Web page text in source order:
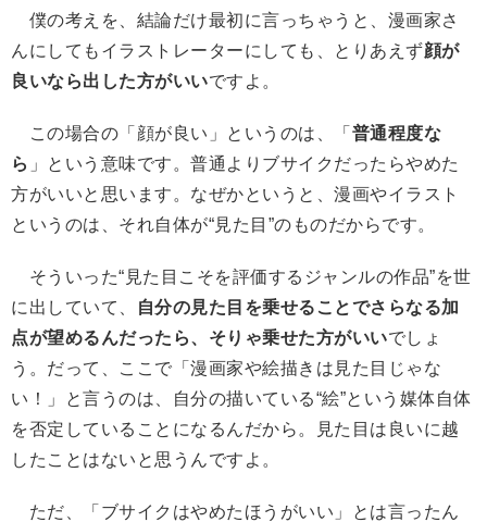
僕の考えを、結論だけ最初に言っちゃうと、漫画家さ
んにしてもイラストレーターにしても、とりあえず顔が
良いなら出した方がいいですよ。
この場合の「顔が良い」というのは、「 普通程度な
ら 」という意味です。普通よりブサイクだったらやめた
方がいいと思います。なぜかというと、漫画やイラスト
というのは、それ自体が“見た目”のものだからです。
そういった“見た目こそを評価するジャンルの作品”を世
に出していて、
自分の見た目を乗せることでさらなる加
点が望めるんだったら、そりゃ乗せた方がいいでしょ
う。だって、ここで「漫画家や絵描きは見た目じゃな
い！」と言うのは、自分の描いている“絵”という媒体自体
を否定していることになるんだから。見た目は良いに越
したことはないと思うんですよ。
ただ、「ブサイクはやめたほうがいい」とは言ったん